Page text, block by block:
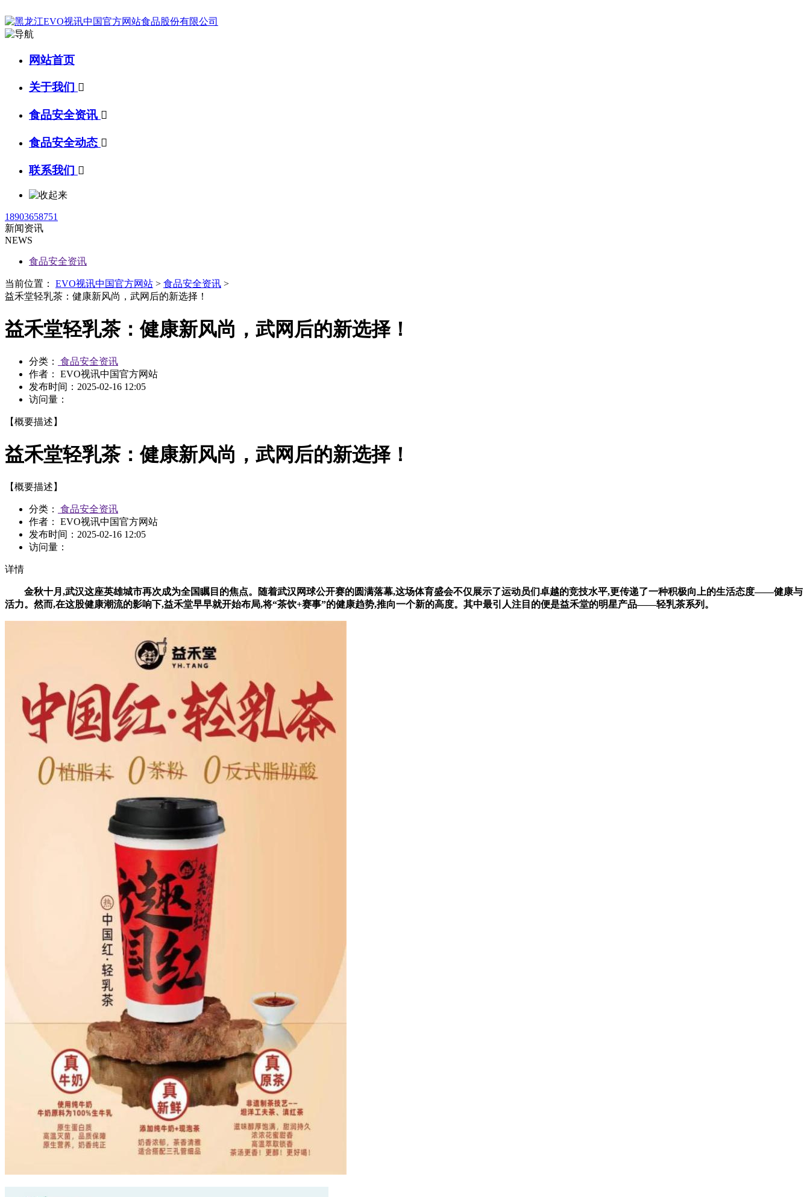
网站首页
关于我们 
食品安全资讯 
食品安全动态 
联系我们 
18903658751
新闻资讯
NEWS
食品安全资讯
当前位置： EVO视讯中国官方网站 > 食品安全资讯 >
益禾堂轻乳茶：健康新风尚，武网后的新选择！
益禾堂轻乳茶：健康新风尚，武网后的新选择！
分类：
食品安全资讯
作者： EVO视讯中国官方网站
发布时间： 2025-02-16 12:05
访问量：
【概要描述】
益禾堂轻乳茶：健康新风尚，武网后的新选择！
【概要描述】
分类：
食品安全资讯
作者： EVO视讯中国官方网站
发布时间： 2025-02-16 12:05
访问量：
详情
金秋十月,武汉这座英雄城市再次成为全国瞩目的焦点。随着武汉网球公开赛的圆满落幕,这场体育盛会不仅展示了运动员们卓越的竞技水平,更传递了一种积极向上的生活态度——健康与
活力。然而,在这股健康潮流的影响下,益禾堂早早就开始布局,将“茶饮+赛事”的健康趋势,推向一个新的高度。其中最引人注目的便是益禾堂的明星产品——轻乳茶系列。